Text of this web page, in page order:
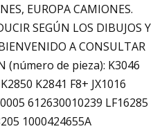
EUROPA CAMIONES.
SEGÚN LOS DIBUJOS Y
A CONSULTAR
(número de pieza): K3046
K2841 F8+ JX1016
612630010239 LF16285
1000424655A